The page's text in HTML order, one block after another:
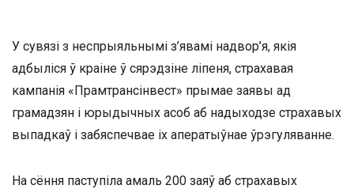
У сувязі з неспрыяльнымі з’явамі надвор’я, якія
адбыліся ў краіне ў сярэдзіне ліпеня, страхавая
кампанія «Прамтрансінвест» прымае заявы ад
грамадзян і юрыдычных асоб аб надыходзе страхавых
выпадкаў і забяспечвае іх аператыўнае ўрэгуляванне.
На сёння паступіла амаль 200 заяў аб страхавых